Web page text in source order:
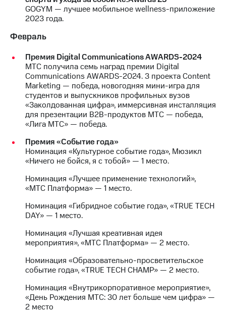
МТС
Интервью
Финансовая
отчетность
Контакты
спикера
и акционерам
управление
секретарь
Раскрытие
информации
Информация
акционерам
Документы
ПАО
"МТС"
Собрания
акционеров
Личный
GOGYM — лучшее мобильное wellness-приложение
2023 года.
Февраль
Премия Digital Communications AWARDS-2024
МТС получила семь наград премии Digital
Communications AWARDS-2024. 3 проекта Content
Marketing — победа, новогодняя мини-игра для
студентов и выпускников профильных вузов
«Заколдованная цифра», иммерсивная инсталляция
для презентации B2B-продуктов МТС — победа,
«Лига МТС» — победа.
Премия «Событие года»
Номинация «Культурное событие года», Мюзикл
«Ничего не бойся, я с тобой» — 1 место.
Номинация «Лучшее применение технологий»,
«МТС Платформа» — 1 место.
Номинация «Гибридное событие года», «TRUE TECH
DAY» — 1 место.
Номинация «Лучшая креативная идея
мероприятия», «МТС Платформа» — 2 место.
Номинация «Образовательно-просветительское
событие года», «TRUE TECH CHAMP» — 2 место.
Номинация «Внутрикорпоративное мероприятие»,
«День Рождения МТС: 30 лет больше чем цифра» —
2 место